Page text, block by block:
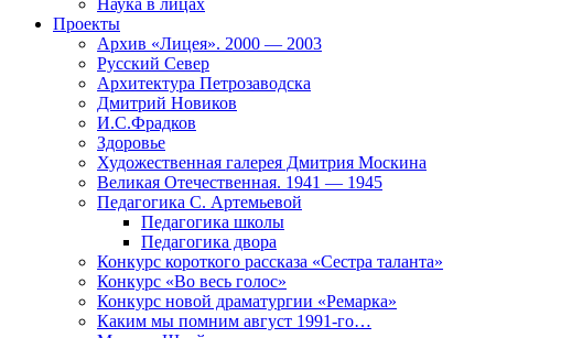
Проекты
Архив «Лицея». 2000 — 2003
Русский Север
Архитектура Петрозаводска
Дмитрий Новиков
И.С.Фрадков
Здоровье
Художественная галерея Дмитрия Москина
Великая Отечественная. 1941 — 1945
Педагогика С. Артемьевой
Педагогика школы
Педагогика двора
Конкурс короткого рассказа «Сестра таланта»
Конкурс «Во весь голос»
Конкурс новой драматургии «Ремарка»
Каким мы помним август 1991-го…